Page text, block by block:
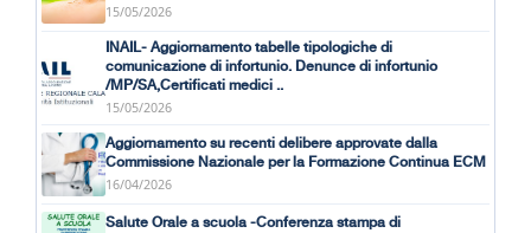
15/05/2026
INAIL- Aggiornamento tabelle tipologiche di
comunicazione di infortunio. Denunce di infortunio
/MP/SA,Certificati medici ..
15/05/2026
Aggiornamento su recenti delibere approvate dalla
Commissione Nazionale per la Formazione Continua ECM
16/04/2026
Salute Orale a scuola -Conferenza stampa di